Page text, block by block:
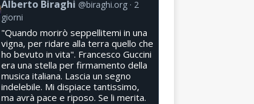
Alberto Biraghi @biraghi.org
2
giorni
"Quando morirò seppellitemi in una
vigna, per ridare alla terra quello che
ho bevuto in vita". Francesco Guccini
era una stella per firmamento della
musica italiana. Lascia un segno
indelebile. Mi dispiace tantissimo,
ma avrà pace e riposo. Se li merita.